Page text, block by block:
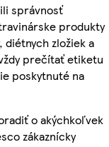
správnosť
produkty
diétnych zložiek a
prečítať etiketu
poskytnuté na
o akýchkoľvek
zákaznícky